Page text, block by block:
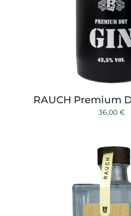
RAUCH Premium
36,00 €